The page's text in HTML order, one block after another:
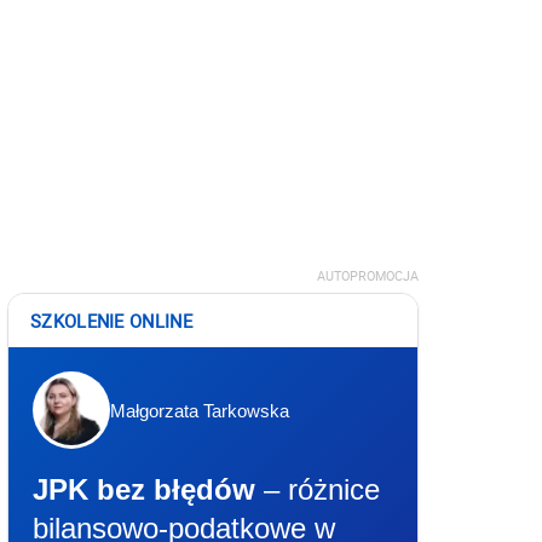
AUTOPROMOCJA
SZKOLENIE ONLINE
Małgorzata Tarkowska
JPK bez błędów – różnice
bilansowo-podatkowe w